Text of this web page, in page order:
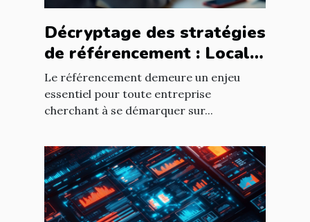
Décryptage des stratégies
de référencement : Local
vs National
Le référencement demeure un enjeu
essentiel pour toute entreprise
cherchant à se démarquer sur...